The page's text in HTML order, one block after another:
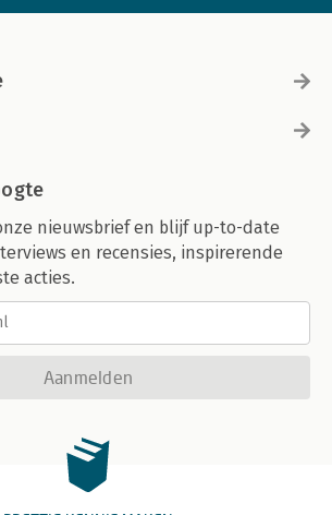
nieuwsbrief en blijf up-to-date
en recensies, inspirerende
acties.
Aanmelden